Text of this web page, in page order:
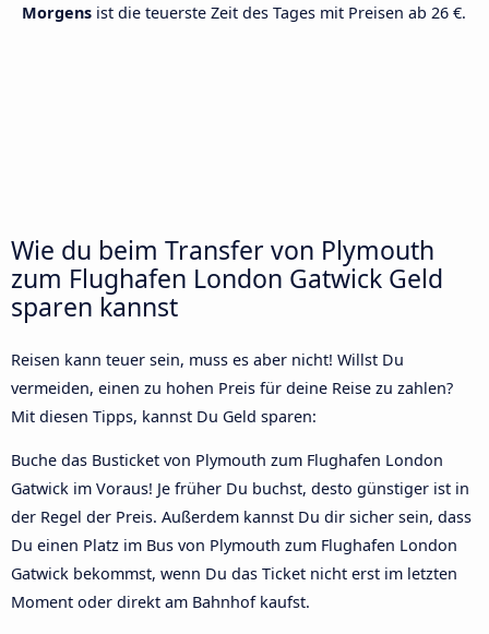
Morgens ist die teuerste Zeit des Tages mit Preisen ab 26 €.
Wie du beim Transfer von Plymouth
zum Flughafen London Gatwick Geld
sparen kannst
Reisen kann teuer sein, muss es aber nicht! Willst Du
vermeiden, einen zu hohen Preis für deine Reise zu zahlen?
Mit diesen Tipps, kannst Du Geld sparen:
Buche das Busticket von Plymouth zum Flughafen London
Gatwick im Voraus! Je früher Du buchst, desto günstiger ist in
der Regel der Preis. Außerdem kannst Du dir sicher sein, dass
Du einen Platz im Bus von Plymouth zum Flughafen London
Gatwick bekommst, wenn Du das Ticket nicht erst im letzten
Moment oder direkt am Bahnhof kaufst.